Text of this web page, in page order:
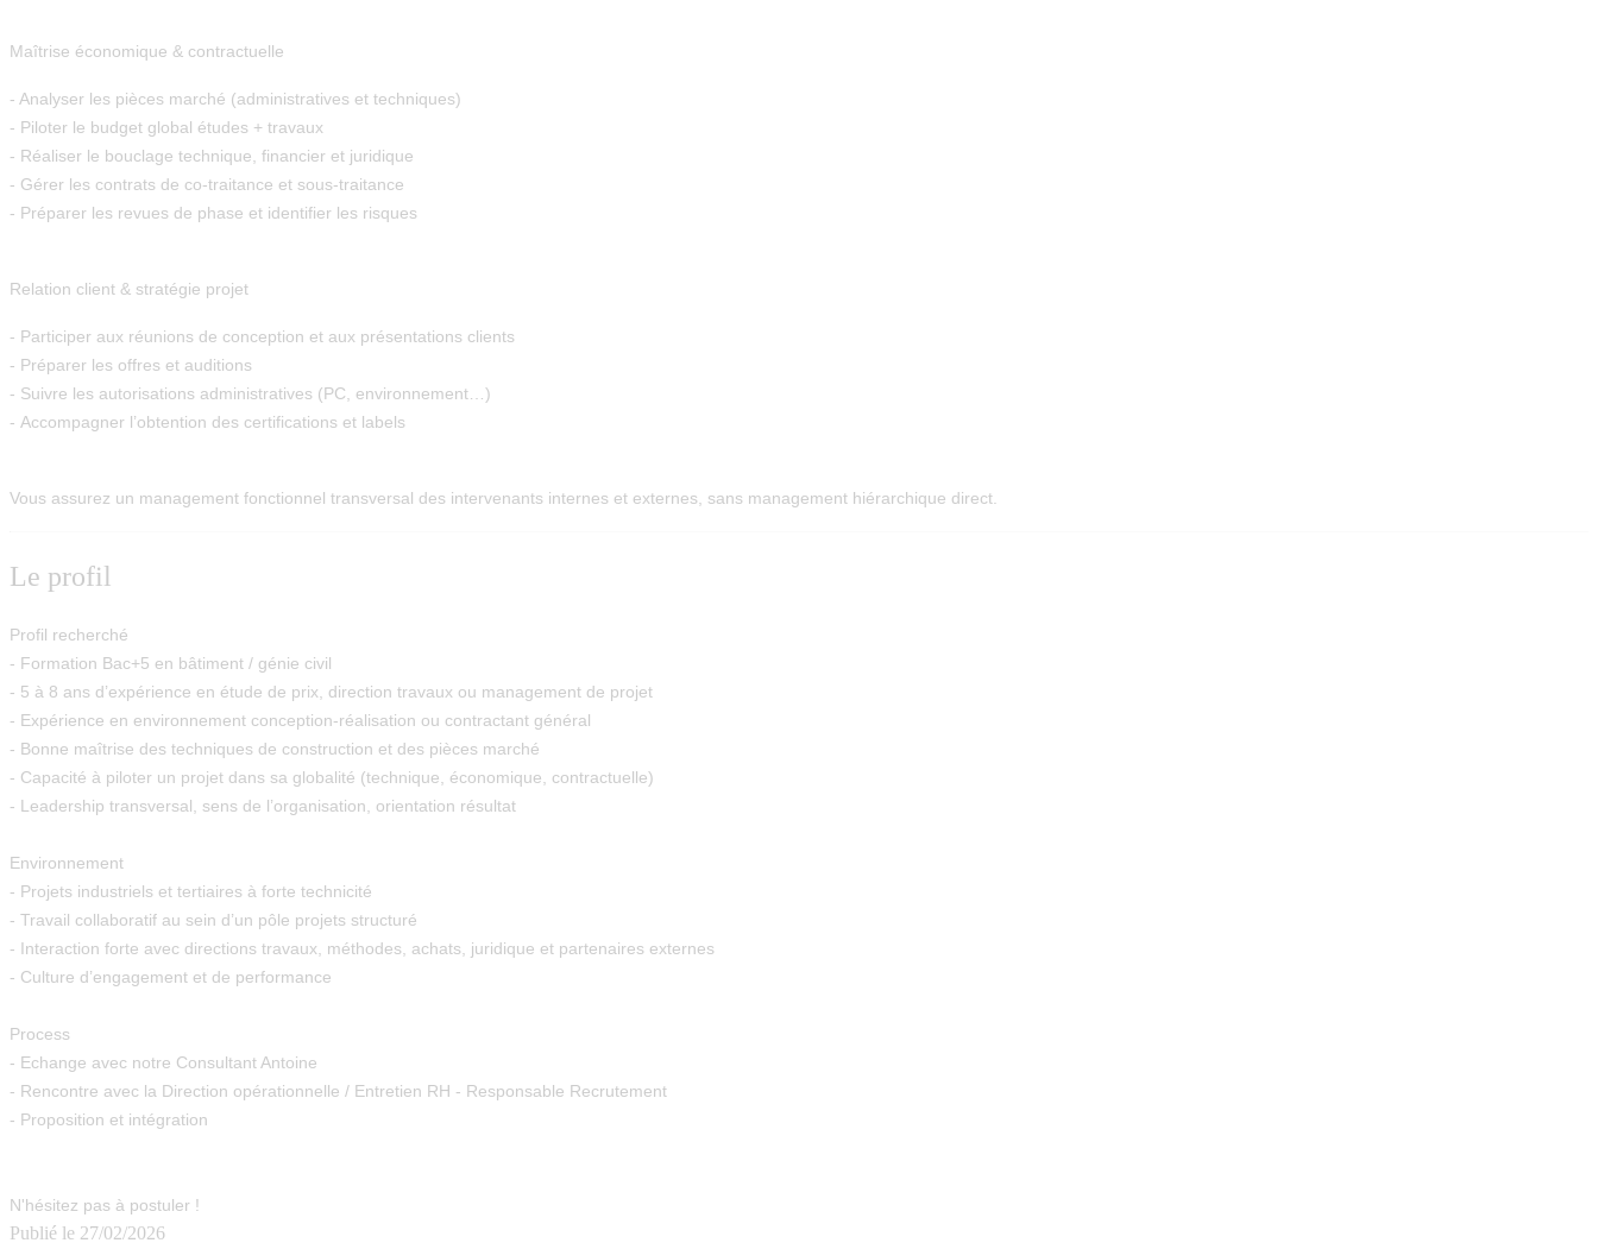
Maîtrise économique & contractuelle
- Analyser les pièces marché (administratives et techniques)
- Piloter le budget global études + travaux
- Réaliser le bouclage technique, financier et juridique
- Gérer les contrats de co-traitance et sous-traitance
- Préparer les revues de phase et identifier les risques
Relation client & stratégie projet
- Participer aux réunions de conception et aux présentations clients
- Préparer les offres et auditions
- Suivre les autorisations administratives (PC, environnement…)
- Accompagner l’obtention des certifications et labels
Vous assurez un management fonctionnel transversal des intervenants internes et externes, sans management hiérarchique direct.
Le profil
Profil recherché
- Formation Bac+5 en bâtiment / génie civil
- 5 à 8 ans d’expérience en étude de prix, direction travaux ou management de projet
- Expérience en environnement conception-réalisation ou contractant général
- Bonne maîtrise des techniques de construction et des pièces marché
- Capacité à piloter un projet dans sa globalité (technique, économique, contractuelle)
- Leadership transversal, sens de l’organisation, orientation résultat
Environnement
- Projets industriels et tertiaires à forte technicité
- Travail collaboratif au sein d’un pôle projets structuré
- Interaction forte avec directions travaux, méthodes, achats, juridique et partenaires externes
- Culture d’engagement et de performance
Process
- Echange avec notre Consultant Antoine
- Rencontre avec la Direction opérationnelle / Entretien RH - Responsable Recrutement
- Proposition et intégration
N'hésitez pas à postuler !
Publié le 27/02/2026